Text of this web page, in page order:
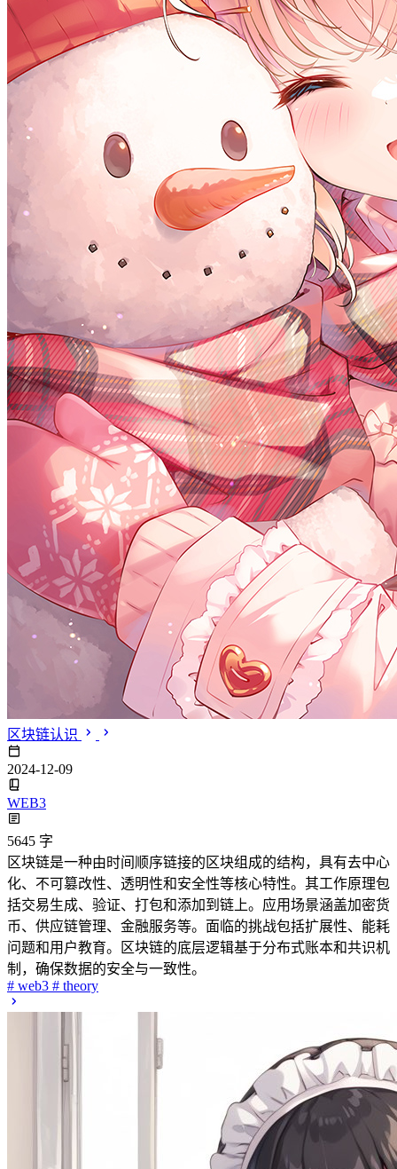
基于 Nest.js 和 Angular 的竞价平台-以及Jest测试和CICD
2024-12-07
BACKEND
1887 字
该项目是一个基于Nest.js和Angular的竞价平台，提供用户注
册、项目管理和投标管理功能，使用PostgreSQL作为数据库，
AWS Cognito进行用户身份验证。前端构建了用户友好的界
面，支持项目展示和投标管理。项目使用Jest进行测试，确保
代码质量，并通过GitHub Actions实现持续集成和部署。